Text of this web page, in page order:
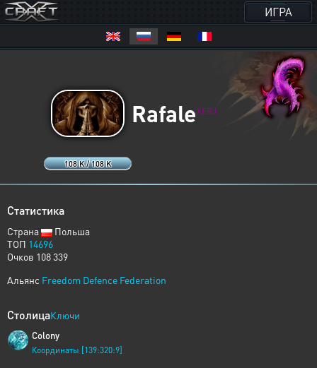
ИГРА
108 K / 108 K
RafaleXERJ
Статистика
Страна
Польша
ТОП 14696
Очков 108 339
Альянс Freedom Defence Federation
СтолицаКлючи
Colony
Координаты [139:320:9]